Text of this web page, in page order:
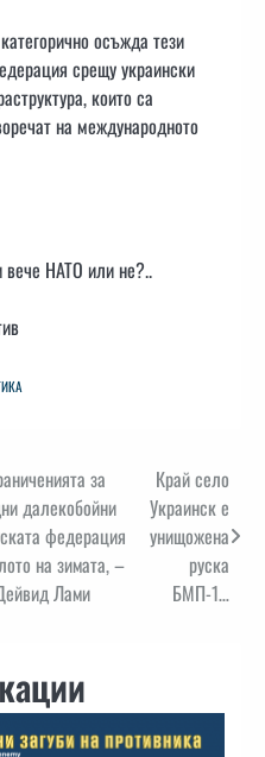
осъжда тези
срещу украински
които са
на международното
вече НАТО или не?..
за
далекобойни
федерация
на зимата, –
Лами
Край село
Украинск е
унищожена
руска
БМП-1…